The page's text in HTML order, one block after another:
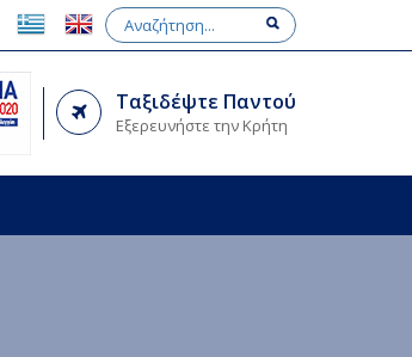
Ταξιδέψτε Παντού
Εξερευνήστε την Κρήτη